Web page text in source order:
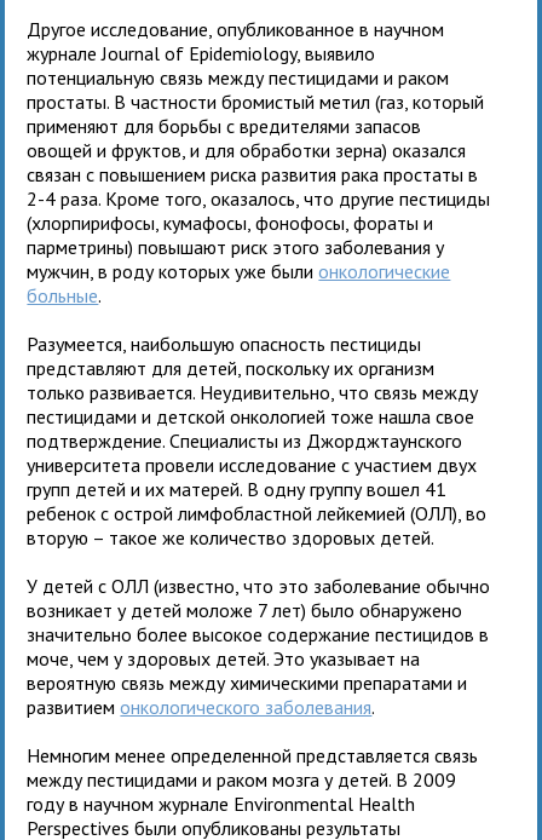
Другое исследование, опубликованное в научном
журнале Journal of Epidemiology, выявило
потенциальную связь между пестицидами и раком
простаты. В частности бромистый метил (газ, который
применяют для борьбы с вредителями запасов
овощей и фруктов, и для обработки зерна) оказался
связан с повышением риска развития рака простаты в
2-4 раза. Кроме того, оказалось, что другие пестициды
(хлорпирифосы, кумафосы, фонофосы, фораты и
парметрины) повышают риск этого заболевания у
мужчин, в роду которых уже былионкологические
больные.
Разумеется, наибольшую опасность пестициды
представляют для детей, поскольку их организм
только развивается. Неудивительно, что связь между
пестицидами и детской онкологией тоже нашла свое
подтверждение. Специалисты из Джорджтаунского
университета провели исследование с участием двух
групп детей и их матерей. В одну группу вошел 41
ребенок с острой лимфобластной лейкемией (ОЛЛ), во
вторую – такое же количество здоровых детей.
У детей с ОЛЛ (известно, что это заболевание обычно
возникает у детей моложе 7 лет) было обнаружено
значительно более высокое содержание пестицидов в
моче, чем у здоровых детей. Это указывает на
вероятную связь между химическими препаратами и
развитиемонкологического заболевания.
Немногим менее определенной представляется связь
между пестицидами и раком мозга у детей. В 2009
году в научном журнале Environmental Health
Perspectives были опубликованы результаты